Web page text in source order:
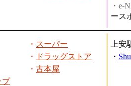
・e-
ース
・ スーパー
・
ドラッグストア
・ 古本屋
プ
上
・